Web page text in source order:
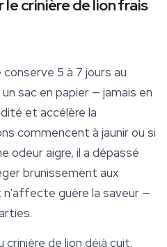
crinière de lion frais
5 à 7 jours au
sac en papier — jamais en
et accélère la
commencent à jaunir ou si
odeur aigre, il a dépassé
brunissement aux
guère la saveur —
crinière de lion déjà cuit.